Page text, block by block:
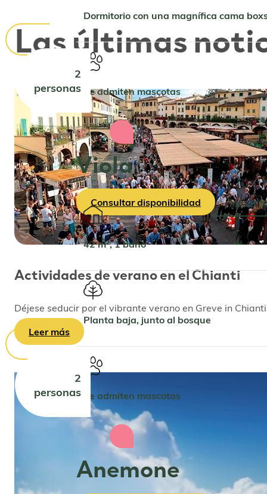
2
personas
Dormitorio con una magnífica cama
Se admiten mascotas
Consultar disponibilidad Más
2
personas
Viola
42 m², 1 baño
Planta baja, junto al bosque
Se admiten mascotas
Anemone
Las últimas
Actividades de verano en el Chianti
Déjese seducir por el vibrante verano en Greve in
Leer más